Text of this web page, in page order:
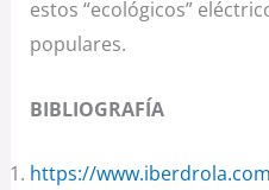
estos “ecológicos”
populares.
BIBLIOGRAFÍA
https://